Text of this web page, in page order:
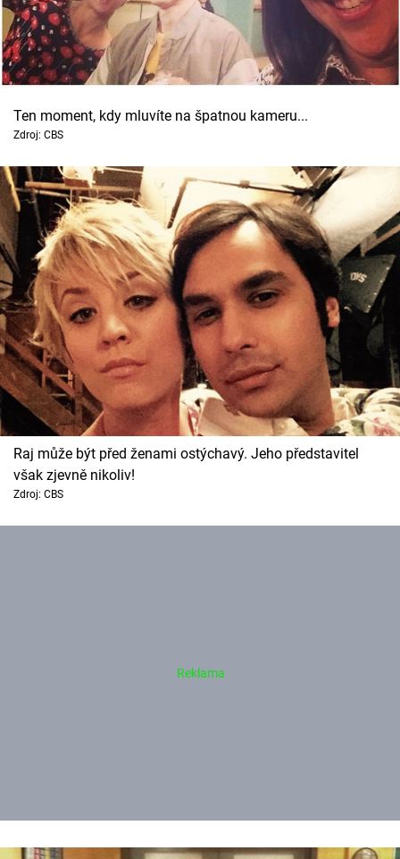
Ten moment, kdy mluvíte na špatnou kameru...
Zdroj: CBS
Raj může být před ženami ostýchavý. Jeho představitel
však zjevně nikoliv!
Zdroj: CBS